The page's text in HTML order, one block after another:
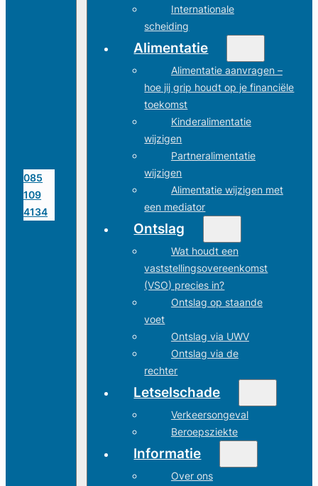
085
109
4134
Internationale
scheiding
Alimentatie
Alimentatie aanvragen –
hoe jij grip houdt op je financiële
toekomst
Kinderalimentatie
wijzigen
Partneralimentatie
wijzigen
Alimentatie wijzigen met
een mediator
Ontslag
Wat houdt een
vaststellingsovereenkomst
(VSO) precies in?
Ontslag op staande
voet
Ontslag via UWV
Ontslag via de
rechter
Letselschade
Verkeersongeval
Beroepsziekte
Informatie
Over ons